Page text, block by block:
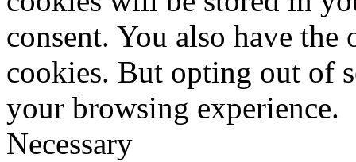
consent. You also have
cookies. But opting out of
your browsing experience.
Necessary